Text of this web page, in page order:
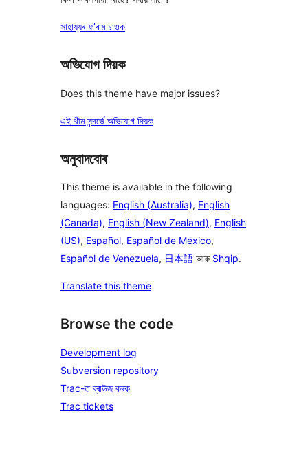
সাহায্যৰ ফ’ৰাম চাওক
অভিযোগ দিয়ক
Does this theme have major issues?
এই থীম সন্দৰ্ভে অভিযোগ দিয়ক
অনুবাদবোৰ
This theme is available in the following
languages: English (Australia), English
(Canada), English (New Zealand), English
(US), Español, Español de México,
Español de Venezuela, 日本語 আৰু Shqip.
Translate this theme
Browse the code
Development log
Subversion repository
Trac-ত ব্ৰাউজ কৰক
Trac tickets